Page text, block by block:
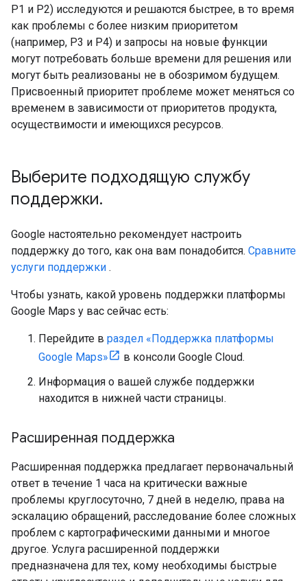
P1 и P2) исследуются и решаются быстрее, в то время
как проблемы с более низким приоритетом
(например, P3 и P4) и запросы на новые функции
могут потребовать больше времени для решения или
могут быть реализованы не в обозримом будущем.
Присвоенный приоритет проблеме может меняться со
временем в зависимости от приоритетов продукта,
осуществимости и имеющихся ресурсов.
Выберите подходящую службу
поддержки.
Google настоятельно рекомендует настроить
поддержку до того, как она вам понадобится. Сравните
услуги поддержки .
Чтобы узнать, какой уровень поддержки платформы
Google Maps у вас сейчас есть:
Перейдите в раздел «Поддержка платформы
Google Maps»
в консоли Google Cloud.
Информация о вашей службе поддержки
находится в нижней части страницы.
Расширенная поддержка
Расширенная поддержка предлагает первоначальный
ответ в течение 1 часа на критически важные
проблемы круглосуточно, 7 дней в неделю, права на
эскалацию обращений, расследование более сложных
проблем с картографическими данными и многое
другое. Услуга расширенной поддержки
предназначена для тех, кому необходимы быстрые